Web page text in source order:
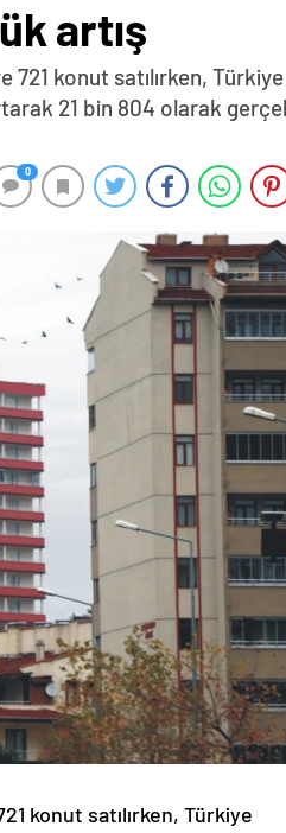
artış
721 konut satılırken,
21 bin 804 olarak
0
konut satılırken, Türkiye